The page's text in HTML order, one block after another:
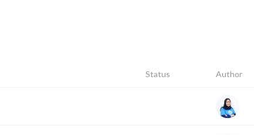
Status Author